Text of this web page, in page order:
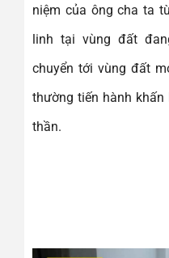
niệm của ông cha ta
linh tại vùng đất
chuyển tới vùng đất
thường tiến hành khấn
thần.